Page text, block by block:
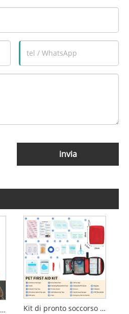
invia
Kit di pronto soccorso portatile per animali domestici per cani e gatti - Kit medico di emergenza per viaggi, attività all'aperto e casa Kit di pronto soccorso compatto per cani e gatti - Kit medico di emergenza portatile